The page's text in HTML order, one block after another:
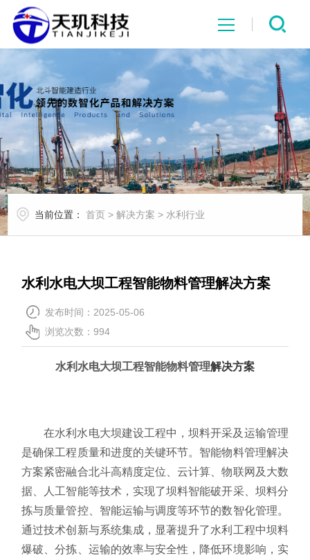
网站首页
系统中心
解决方案
项目案例
产品中心
行业资讯
当前位置： 首页 >解决方案 > 水利行业
水利水电大坝工程智能物料管理解决方案
发布时间：2025-05-06
浏览次数：994
水利水电大坝工程智能物料管理解决方案
在水利水电大坝建设工程中，坝料开采及运输管理
是确保工程质量和进度的关键环节。智能物料管理解决
方案紧密融合北斗高精度定位、云计算、物联网及大数
据、人工智能等技术，实现了坝料智能破开采、坝料分
拣与质量管控、智能运输与调度等环节的数智化管理。
通过技术创新与系统集成，显著提升了水利工程中坝料
爆破、分拣、运输的效率与安全性，降低环境影响，实